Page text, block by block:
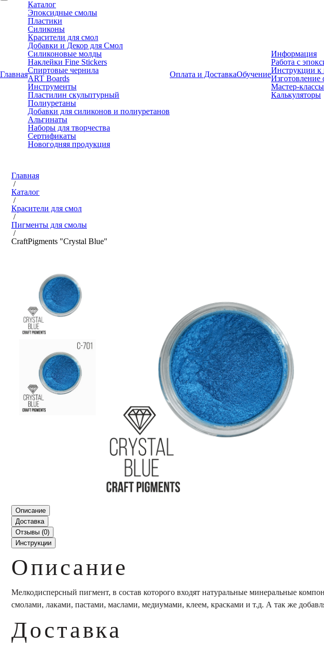
Главная
Каталог
Эпоксидные смолы
Пластики
Силиконы
Красители для смол
Добавки и Декор для Смол
Силиконовые молды
Наклейки Fine Stickers
Спиртовые чернила
ART Boards
Инструменты
Пластилин скульптурный
Полиуретаны
Добавки для силиконов и полиуретанов
Альгинаты
Наборы для творчества
Сертификаты
Новогодняя продукция
Оплата и ДоставкаОбучение
Информация
Работа с
Инструкции к
Мастер-
Калькуляторы
Главная
/
Каталог
/
Красители для смол
/
Пигменты для смолы
/
CraftPigments "Crystal Blue"
Описание
Доставка
Отзывы (0)
Инструкции
Описание
Мелкодисперсный пигмент, в состав которого входят натуральные минеральные
смолами, лаками, пастами, маслами, медиумами, клеем, красками и т.д. А так же
Доставка